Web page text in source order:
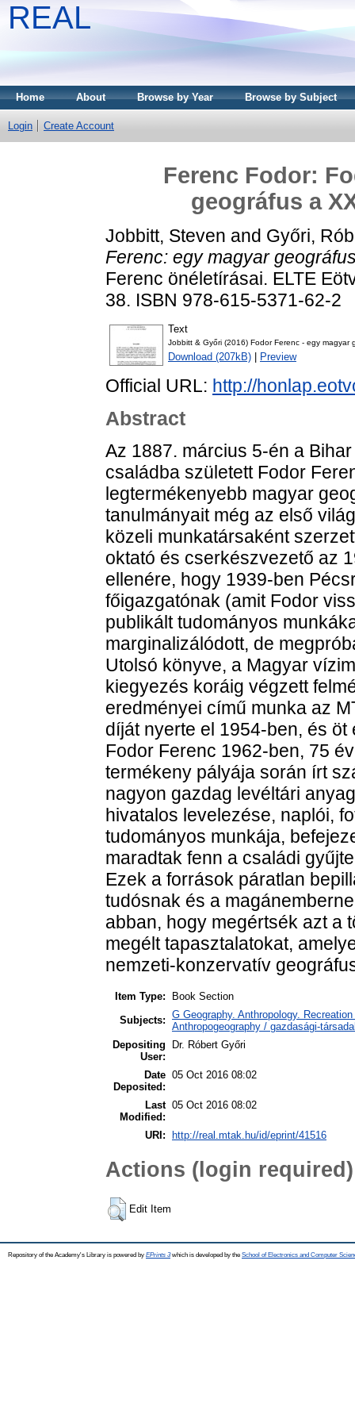
REAL
Home About Browse by Year Browse by Subject
Login Create Account
Ferenc Fodor:
geográfus a
Jobbitt, Steven and Győri,
Ferenc: egy magyar
Ferenc önéletírásai. ELTE
38. ISBN 978-615-5371-62-2
Text
Jobbitt & Győri (2016) Fodor Ferenc - egy
Download (207kB) Preview
Official URL: http://
Abstract
Az 1887. március 5-én a
családba született Fodor
legtermékenyebb magyar
tanulmányait még az első
közeli munkatársaként
oktató és cserkészvezető az
ellenére, hogy 1939-ben
főigazgatónak (amit Fodor
publikált tudományos
marginalizálódott, de
Utolsó könyve, a Magyar
kiegyezés koráig végzett
eredményei című munka az
díját nyerte el 1954-ben, és
Fodor Ferenc 1962-ben, 75
termékeny pályája során írt
nagyon gazdag levéltári
hivatalos levelezése, naplói,
tudományos munkája,
maradtak fenn a családi
Ezek a források páratlan
tudósnak és a
abban, hogy megértsék azt a
megélt tapasztalatokat,
nemzeti-konzervatív
Item Type:
Book Section
Subjects: G Geography. Anthropology.
Anthropogeography / gazdasági-
Depositing
User:
Dr. Róbert Győri
Date
Deposited:
05 Oct 2016 08:02
Last
Modified:
05 Oct 2016 08:02
URI: http://real.mtak.hu/id/eprint/41516
Actions (login required)
Edit Item
Repository of the Academy's Library is powered by EPrints 3which is developed by the School of Electronics and Computer